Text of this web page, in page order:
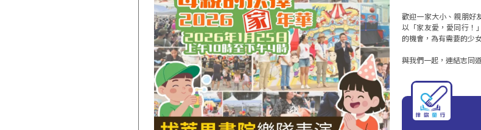
歡迎一家大小、親朋好
以「家友愛，愛同行！
的機會，為有需要的少
與我們一起，連結志同